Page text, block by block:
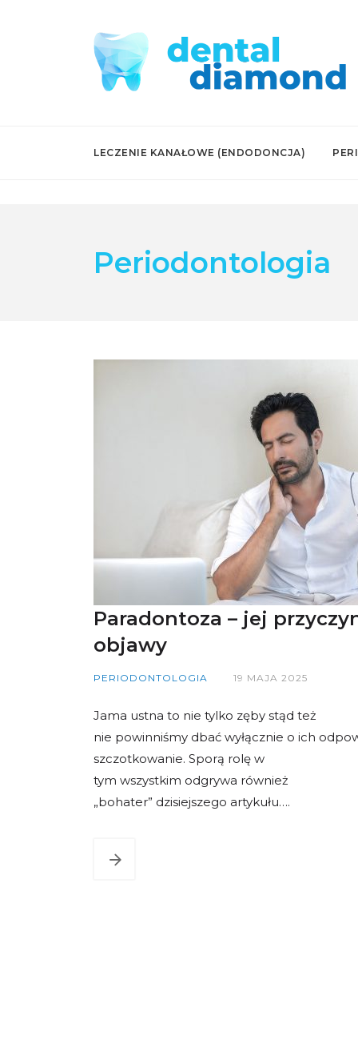
LECZENIE KANAŁOWE (ENDODONCJA)
Periodontologia
Paradontoza – jej
objawy
PERIODONTOLOGIA 19 MAJA 2025
Jama ustna to nie tylko zęby stąd też
nie powinniśmy dbać wyłącznie o ich
szczotkowanie. Sporą rolę w
tym wszystkim odgrywa również
„bohater” dzisiejszego artykułu….